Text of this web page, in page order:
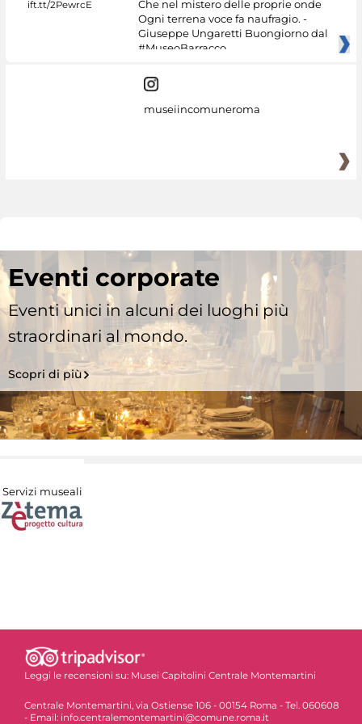
Che nel mistero delle proprie onde
Ogni terrena voce fa naufragio. -
Giuseppe Ungaretti Buongiorno dal
#MuseoBarracco
museiincomuneroma
Eventi corporate
Eventi unici in alcuni dei luoghi più
straordinari al mondo.
Scopri di più
Servizi museali
Leggi le recensioni su: Musei Capitolini Centrale Montemartini
Centrale Montemartini, via Ostiense 106 - 00154 Roma - Tel. 060608
- Email: info.centralemontemartini@comune.roma.it